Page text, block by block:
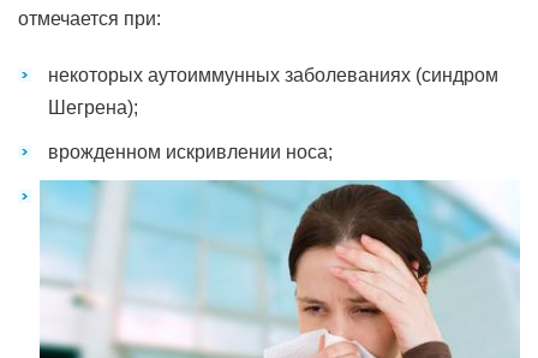
отмечается при:
некоторых аутоиммунных заболеваниях (синдром
Шегрена);
врожденном искривлении носа;